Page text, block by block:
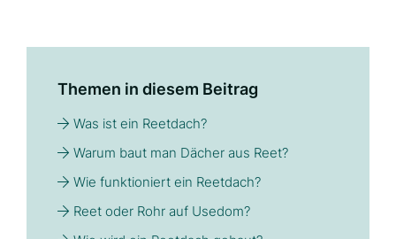
Themen in diesem Beitrag
Was ist ein Reetdach?
Warum baut man Dächer aus Reet?
Wie funktioniert ein Reetdach?
Reet oder Rohr auf Usedom?